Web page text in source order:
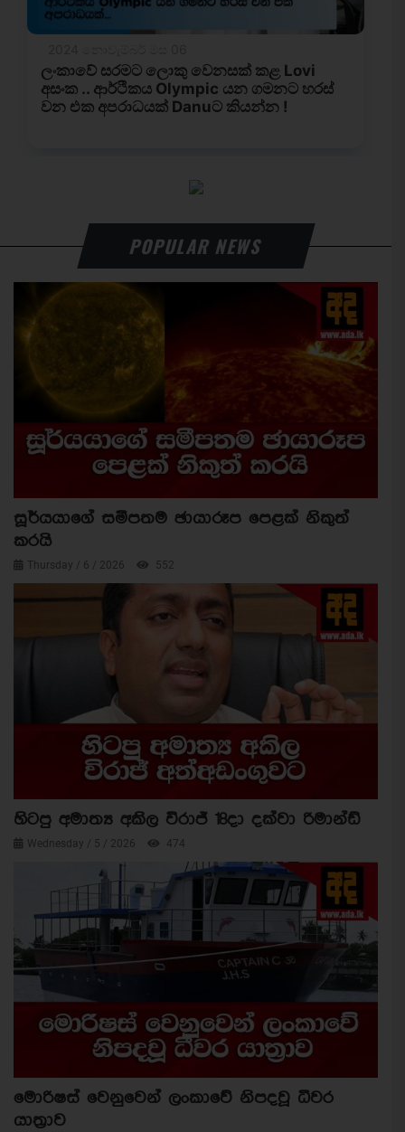
POPULAR NEWS
සූර්යයාගේ සමීපතම ඡායාරූප පෙළක් නිකුත්
කරයි
Thursday / 6 / 2026 552
හිටපු අමාත්‍ය අකිල විරාජ් 18දා දක්වා රිමාන්ඩ්
Wednesday / 5 / 2026 474
මොරිෂස් වෙනුවෙන් ලංකාවේ නිපදවූ ධීවර
යාත්‍රාව